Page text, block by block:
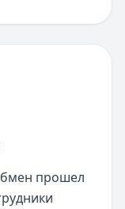
прошел